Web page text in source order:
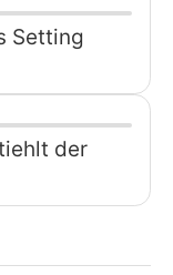
Setting
der